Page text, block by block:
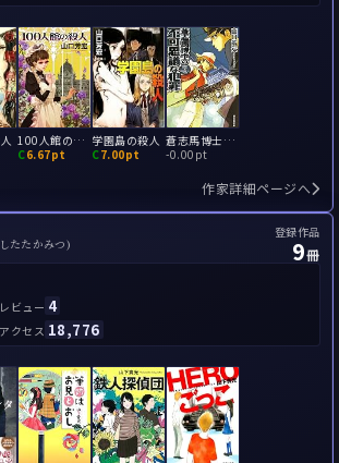
100人館の殺人
C6.67pt
学園島の殺人
C7.00pt
蒼志馬博士の不可思議な犯罪
-0.00pt
作家詳細ページへ
たたかみつ)
登録作品
9冊
ビュー 4
クセス 18,776